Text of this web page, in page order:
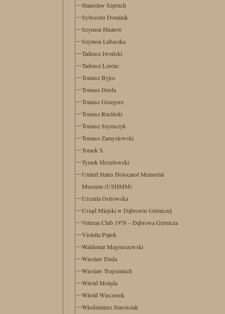
Stanisław Szpruch
Sylwester Dominik
Szymon Hnatow
Szymon Lubaszka
Tadeusz Iwoński
Tadeusz Lorenc
Tomasz Byjos
Tomasz Derda
Tomasz Grzegorz
Tomasz Ruciński
Tomasz Szymczyk
Tomasz Zamysłowski
Tomek S.
Tymek Skrzelowski
United States Holocaust Memorial
Museum (USHMM)
Urszula Ostrowska
Urząd Miejski w Dąbrowie Górniczej
Veteran Club 1978 – Dąbrowa Górnicza
Violetta Piątek
Waldemar Magnuszewski
Wiesław Duda
Wiesław Trzęsimiech
Witold Molęda
Witold Wieczorek
Włodzimierz Starościak